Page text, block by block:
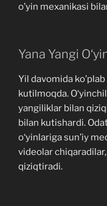
o’yin mexanikasi
Yana Yangi
Yil davomida
kutilmoqda.
yangiliklar bilan
bilan kutishardi.
o‘yinlariga sun’iy
videolar
qiziqtiradi.